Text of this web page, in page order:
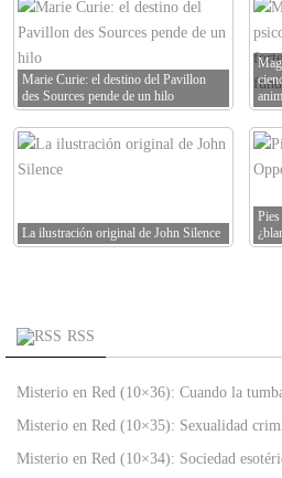
Marie Curie: el destino del Pavillon
des Sources pende de un hilo
La ilustración original de John Silence
RSS
Misterio en Red (10×36): Cuando la
Misterio en Red (10×35): Sexualidad
Misterio en Red (10×34): Sociedad